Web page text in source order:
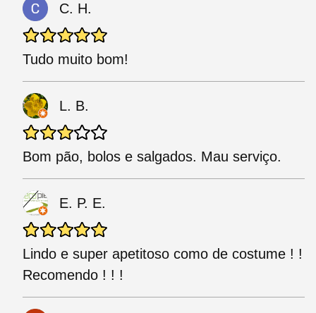
C. H.
Tudo muito bom!
L. B.
Bom pão, bolos e salgados. Mau serviço.
E. P. E.
Lindo e super apetitoso como de costume ! !
Recomendo ! ! !